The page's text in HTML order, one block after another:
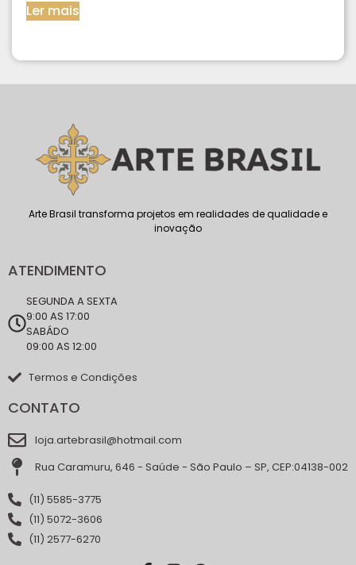
Ler mais
Arte Brasil transforma projetos em realidades de qualidade e
inovação
ATENDIMENTO
SEGUNDA A SEXTA
9:00 AS 17:00
SABÁDO
09:00 AS 12:00
Termos e Condições
CONTATO
loja.artebrasil@hotmail.com
Rua Caramuru, 646 - Saúde - São Paulo – SP, CEP:04138-002
(11) 5585-3775
(11) 5072-3606
(11) 2577-6270